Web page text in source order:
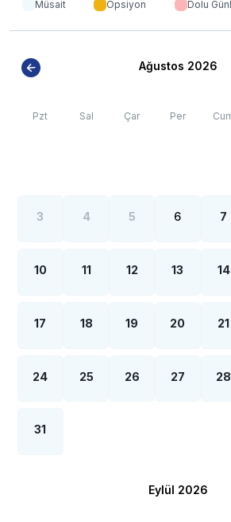
gerekmektedir. Bazı villalarımızın ise
artışı sebebiyle; bölge genelinde
olsa internet, elektrik ve su kesintileri
Müsait Opsiyon Dolu
Ağustos 2026
Pzt Sal Çar Per
3 4 5 6 7
10 11 12 13 14
17 18 19 20 21
24 25 26 27 28
31
Eylül 2026